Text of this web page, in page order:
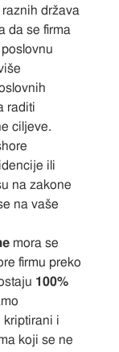
država
da se firma
raditi
ciljeve.
ili
na zakone
na vaše
mora se
firmu preko
100%
kriptirani i
koji se ne